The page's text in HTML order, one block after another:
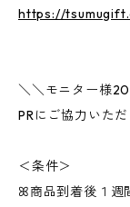
https://
＼＼モニター様
PRにご協力いた
＜条件＞
ꕤ商品到着後１週